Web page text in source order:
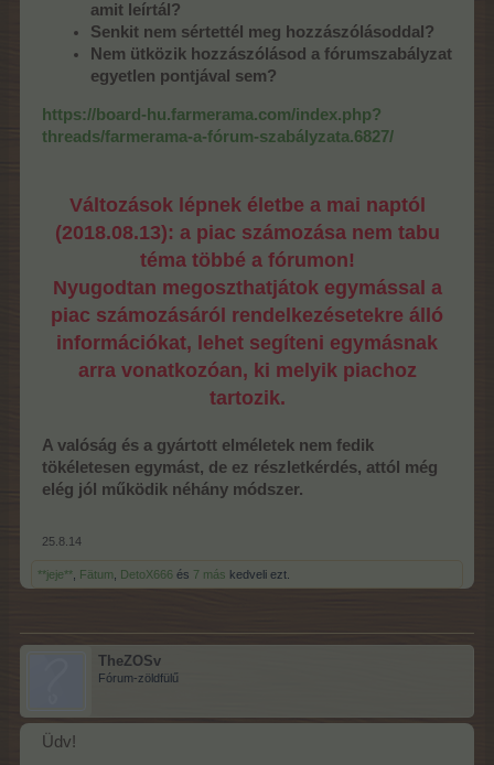
amit leírtál?
Senkit nem sértettél meg hozzászólásoddal?
Nem ütközik hozzászólásod a fórumszabályzat
egyetlen pontjával sem?
https://board-hu.farmerama.com/index.php?
threads/farmerama-a-fórum-szabályzata.6827/
Változások lépnek életbe a mai naptól
(2018.08.13): a piac számozása nem tabu
téma többé a fórumon!
Nyugodtan megoszthatjátok egymással a
piac számozásáról rendelkezésetekre álló
információkat, lehet segíteni egymásnak
arra vonatkozóan, ki melyik piachoz
tartozik.
A valóság és a gyártott elméletek nem fedik
tökéletesen egymást, de ez részletkérdés, attól még
elég jól működik néhány módszer.
25.8.14
**jeje** Fätum DetoX666 és 7 más kedveli ezt.
TheZOSv
Fórum-zöldfülű
Üdv!